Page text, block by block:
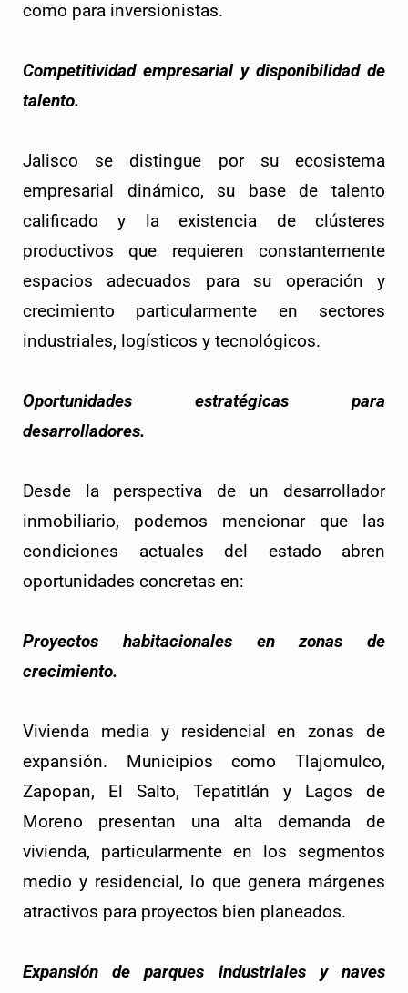
como para inversionistas.
Competitividad empresarial y disponibilidad de
talento.
Jalisco se distingue por su ecosistema
empresarial dinámico, su base de talento
calificado y la existencia de clústeres
productivos que requieren constantemente
espacios adecuados para su operación y
crecimiento particularmente en sectores
industriales, logísticos y tecnológicos.
Oportunidades estratégicas para
desarrolladores.
Desde la perspectiva de un desarrollador
inmobiliario, podemos mencionar que las
condiciones actuales del estado abren
oportunidades concretas en:
Proyectos habitacionales en zonas de
crecimiento.
Vivienda media y residencial en zonas de
expansión. Municipios como Tlajomulco,
Zapopan, El Salto, Tepatitlán y Lagos de
Moreno presentan una alta demanda de
vivienda, particularmente en los segmentos
medio y residencial, lo que genera márgenes
atractivos para proyectos bien planeados.
Expansión de parques industriales y naves